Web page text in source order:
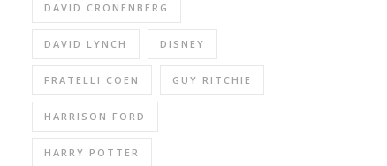
DAVID CRONENBERG
DAVID LYNCH DISNEY
FRATELLI COEN GUY RITCHIE
HARRISON FORD
HARRY POTTER